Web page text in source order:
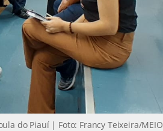
do Piauí | Foto: Francy Teixeira/MEIO